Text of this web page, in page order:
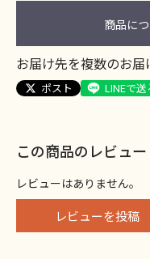
商品に
お届け先を複数のお
ポスト LINEで送
この商品のレビュー
レビューはありません。
レビューを投稿